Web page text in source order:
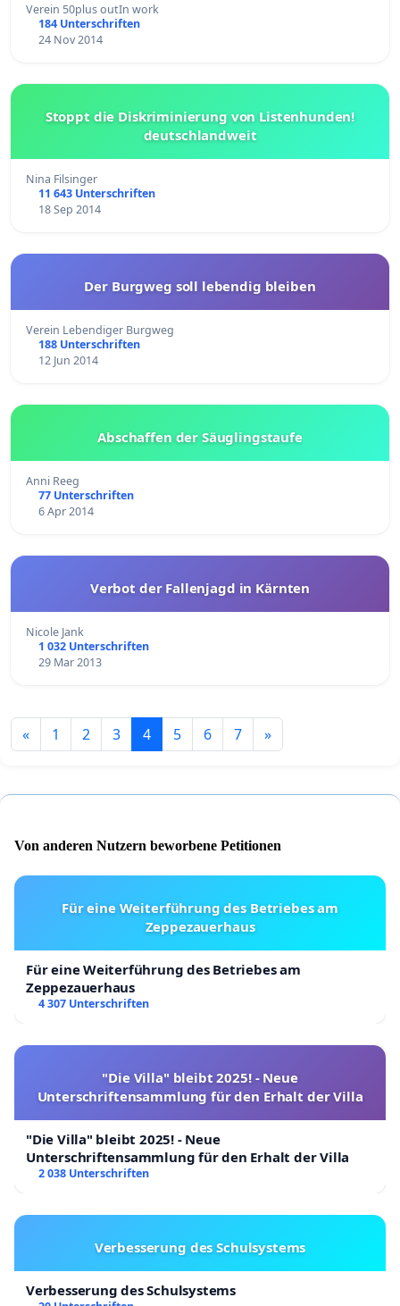
Verein 50plus outIn work
184 Unterschriften
24 Nov 2014
Stoppt die Diskriminierung von Listenhunden!
deutschlandweit
Nina Filsinger
11 643 Unterschriften
18 Sep 2014
Der Burgweg soll lebendig bleiben
Verein Lebendiger Burgweg
188 Unterschriften
12 Jun 2014
Abschaffen der Säuglingstaufe
Anni Reeg
77 Unterschriften
6 Apr 2014
Verbot der Fallenjagd in Kärnten
Nicole Jank
1 032 Unterschriften
29 Mar 2013
« 1 2 3 4 5 6 7 »
Von anderen Nutzern beworbene Petitionen
Für eine Weiterführung des Betriebes am
Zeppezauerhaus
Für eine Weiterführung des Betriebes am
Zeppezauerhaus
4 307 Unterschriften
"Die Villa" bleibt 2025! - Neue
Unterschriftensammlung für den Erhalt der Villa
"Die Villa" bleibt 2025! - Neue
Unterschriftensammlung für den Erhalt der Villa
2 038 Unterschriften
Verbesserung des Schulsystems
Verbesserung des Schulsystems